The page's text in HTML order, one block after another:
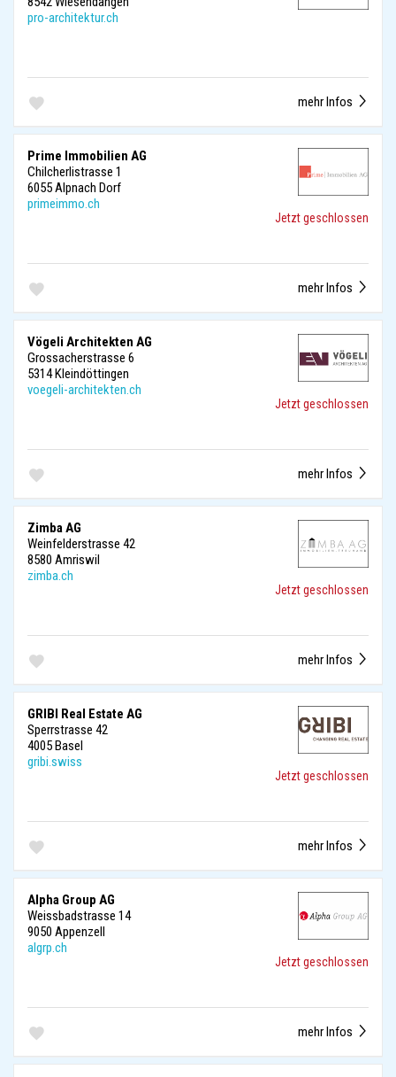
pro-architektur.ch
mehr Infos
Prime Immobilien AG
Chilcherlistrasse 1
6055 Alpnach Dorf
primeimmo.ch
Jetzt geschlossen
mehr Infos
Vögeli Architekten AG
Grossacherstrasse 6
5314 Kleindöttingen
voegeli-architekten.ch
Jetzt geschlossen
mehr Infos
Zimba AG
Weinfelderstrasse 42
8580 Amriswil
zimba.ch
Jetzt geschlossen
mehr Infos
GRIBI Real Estate AG
Sperrstrasse 42
4005 Basel
gribi.swiss
Jetzt geschlossen
mehr Infos
Alpha Group AG
Weissbadstrasse 14
9050 Appenzell
algrp.ch
Jetzt geschlossen
mehr Infos